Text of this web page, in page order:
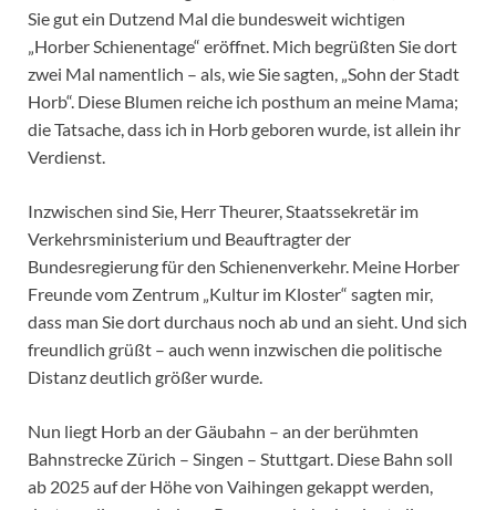
Sie gut ein Dutzend Mal die bundesweit wichtigen
„Horber Schienentage“ eröffnet. Mich begrüßten Sie dort
zwei Mal namentlich – als, wie Sie sagten, „Sohn der Stadt
Horb“. Diese Blumen reiche ich posthum an meine Mama;
die Tatsache, dass ich in Horb geboren wurde, ist allein ihr
Verdienst.
Inzwischen sind Sie, Herr Theurer, Staatssekretär im
Verkehrsministerium und Beauftragter der
Bundesregierung für den Schienenverkehr. Meine Horber
Freunde vom Zentrum „Kultur im Kloster“ sagten mir,
dass man Sie dort durchaus noch ab und an sieht. Und sich
freundlich grüßt – auch wenn inzwischen die politische
Distanz deutlich größer wurde.
Nun liegt Horb an der Gäubahn – an der berühmten
Bahnstrecke Zürich – Singen – Stuttgart. Diese Bahn soll
ab 2025 auf der Höhe von Vaihingen gekappt werden,